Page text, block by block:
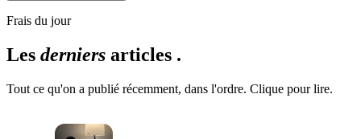
Frais du jour
Les derniers articles .
Tout ce qu'on a publié récemment, dans l'ordre. Clique pour lire.